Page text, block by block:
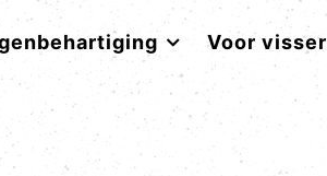
Voor